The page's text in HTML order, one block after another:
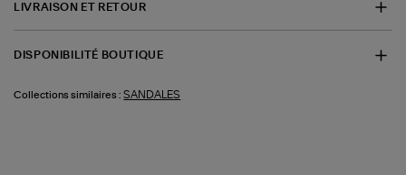
LIVRAISON ET RETOUR
DISPONIBILITÉ BOUTIQUE
Collections similaires : SANDALES